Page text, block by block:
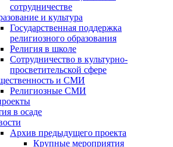
сотрудничестве
и культура
Государственная поддержка
религиозного образования
Религия в школе
Сотрудничество в культурно-
просветительской сфере
и СМИ
Религиозные СМИ
в осаде
Архив предыдущего проекта
Крупные мероприятия